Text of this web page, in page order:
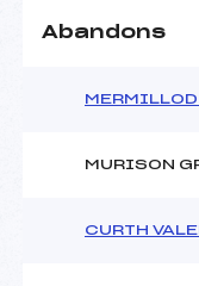
Abandons
MURISON
CURTH